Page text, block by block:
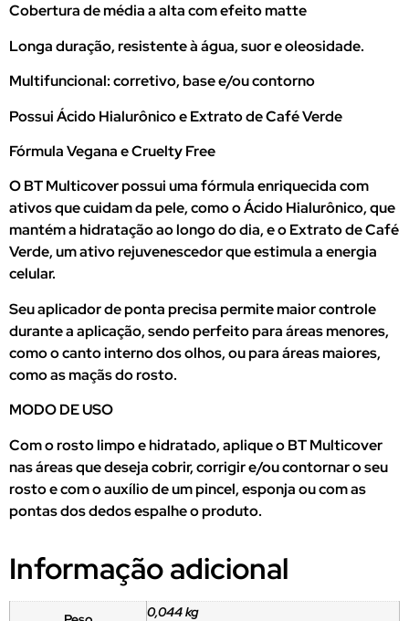
Cobertura de média a alta com efeito matte
Longa duração, resistente à água, suor e oleosidade.
Multifuncional: corretivo, base e/ou contorno
Possui Ácido Hialurônico e Extrato de Café Verde
Fórmula Vegana e Cruelty Free
O BT Multicover possui uma fórmula enriquecida com
ativos que cuidam da pele, como o Ácido Hialurônico, que
mantém a hidratação ao longo do dia, e o Extrato de Café
Verde, um ativo rejuvenescedor que estimula a energia
celular.
Seu aplicador de ponta precisa permite maior controle
durante a aplicação, sendo perfeito para áreas menores,
como o canto interno dos olhos, ou para áreas maiores,
como as maçãs do rosto.
MODO DE USO
Com o rosto limpo e hidratado, aplique o BT Multicover
nas áreas que deseja cobrir, corrigir e/ou contornar o seu
rosto e com o auxílio de um pincel, esponja ou com as
pontas dos dedos espalhe o produto.
Informação adicional
0,044 kg